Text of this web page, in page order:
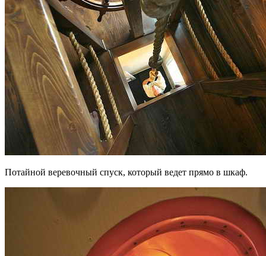
Потайной веревочный спуск, который ведет прямо в шкаф.